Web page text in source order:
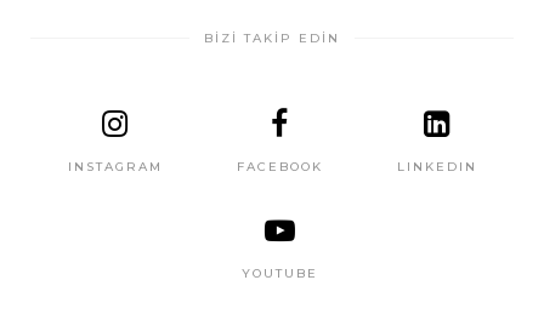
BİZİ TAKİP EDİN
INSTAGRAM FACEBOOK
YOUTUBE
LINKEDIN